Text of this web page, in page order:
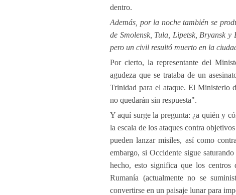
dentro.
Además, por la noche también se
de Smolensk, Tula, Lipetsk, Bryansk y
pero un civil resultó muerto en la
Por cierto, la representante del
agudeza que se trataba de un
Trinidad para el ataque. El Ministerio
no quedarán sin respuesta".
Y aquí surge la pregunta: ¿a quién y
la escala de los ataques contra
pueden lanzar misiles, así como
embargo, si Occidente sigue
hecho, esto significa que los
Rumanía (actualmente no se
convertirse en un paisaje lunar para